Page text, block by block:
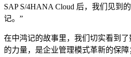
SAP S/4HANA Cloud 后，我们见到
记。”
在中鸿记的故事里，我们切实看到
的力量，是企业管理模式革新的保